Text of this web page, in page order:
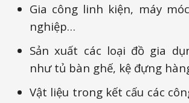
Gia công linh kiện, máy
nghiệp…
Sản xuất các loại đồ gia
như tủ bàn ghế, kệ đựng
Vật liệu trong kết cấu các